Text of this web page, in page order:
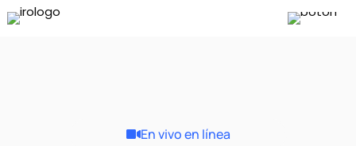
En vivo en línea